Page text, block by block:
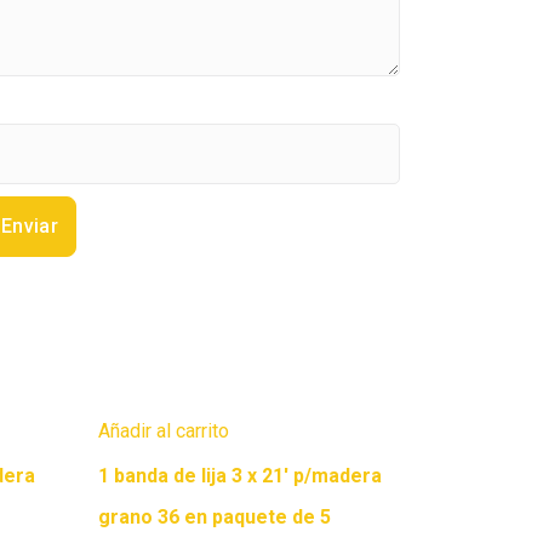
Añadir al carrito
1 banda de lija 3 x 21′ p/madera
grano 36 en paquete de 5